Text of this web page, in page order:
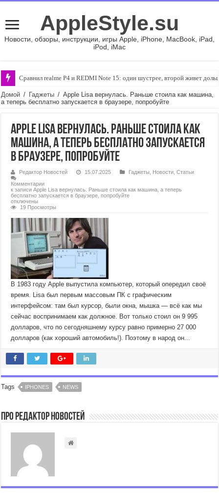
AppleStyle.su
Новости, обзоры, инструкции, игры Apple, iPhone, MacBook, iPad,
iPod, iMac
Сравнил realme P4 и REDMI Note 15: один шустрее, второй живет
Домой / Гаджеты / Apple Lisa вернулась. Раньше стоила как машина,
а теперь бесплатно запускается в браузере, попробуйте
Apple Lisa вернулась. Раньше стоила как
машина, а теперь бесплатно запускается
в браузере, попробуйте
Редактор Новостей 15.07.2025 Гаджеты Новости ,Статьи
Комментарии
к записи Apple Lisa вернулась. Раньше стоила как машина, а теперь
бесплатно запускается в браузере, попробуйте
отключены
19 Просмотры
В 1983 году Apple выпустила компьютер, который опередил своё
время. Lisa был первым массовым ПК с графическим
интерфейсом: там был курсор, были окна, мышка — всё как мы
сейчас воспринимаем как должное. Вот только стоил он 9 995
долларов, что по сегодняшнему курсу равно примерно 27 000
долларов (как хороший автомобиль!). Поэтому в народ он...
Tags IPHONES NEWS
Про Редактор Новостей